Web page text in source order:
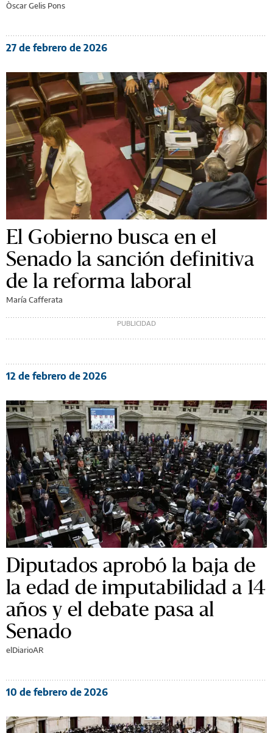
Òscar Gelis Pons
27 de febrero de 2026
El Gobierno busca en el
Senado la sanción definitiva
de la reforma laboral
María Cafferata
12 de febrero de 2026
Diputados aprobó la baja de
la edad de imputabilidad a 14
años y el debate pasa al
Senado
elDiarioAR
10 de febrero de 2026